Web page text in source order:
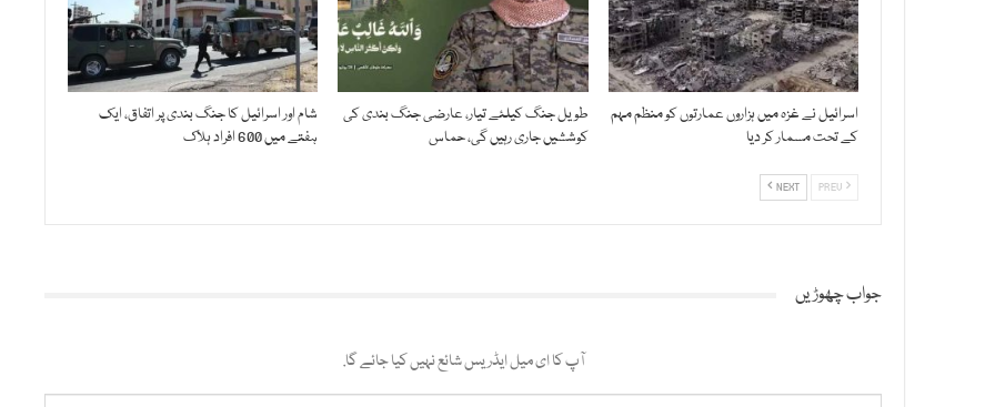
اسرائیل نے غزہ میں ہزاروں عمارتوں کو منظم مہم
کے تحت مسمار کر دیا
طویل جنگ کیلئے تیار، عارضی جنگ بندی کی
کوششیں جاری رہیں گی، حماس
شام اور اسرائیل کا جنگ بندی پر اتفاق، ایک
ہفتے میں 600 افراد ہلاک
NEXT
جواب چھوڑیں
آپ کا ای میل ایڈریس شائع نہیں کیا جائے گا.